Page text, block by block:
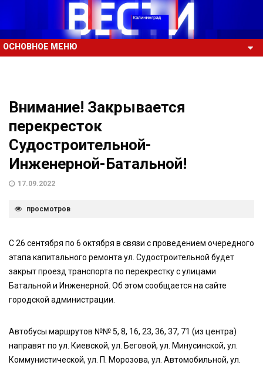
ОСНОВНОЕ МЕНЮ
Внимание! Закрывается
перекресток
Судостроительной-
Инженерной-Батальной!
17.09.2022
просмотров
С 26 сентября по 6 октября в связи с проведением очередного
этапа капитального ремонта ул. Судостроительной будет
закрыт проезд транспорта по перекрестку с улицами
Батальной и Инженерной. Об этом сообщается на сайте
городской администрации.
Автобусы маршрутов №№ 5, 8, 16, 23, 36, 37, 71 (из центра)
направят по ул. Киевской, ул. Беговой, ул. Минусинской, ул.
Коммунистической, ул. П. Морозова, ул. Автомобильной, ул.